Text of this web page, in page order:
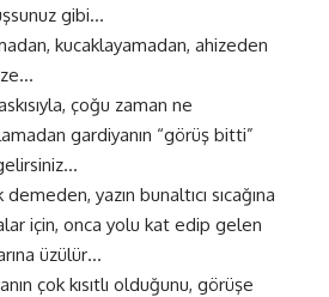
gibi…
kucaklayamadan, ahizeden
çoğu zaman ne
gardiyanın “görüş bitti”
yazın bunaltıcı sıcağına
için, onca yolu kat edip gelen
üzülür…
çok kısıtlı olduğunu, görüşe